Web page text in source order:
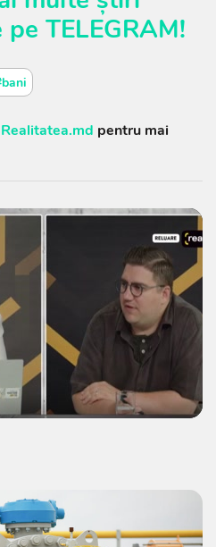
pe TELEGRAM!
pentru mai